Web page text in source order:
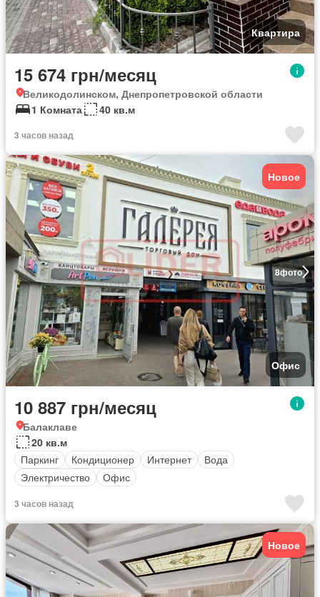
Квартира
15 674 грн/месяц
Великодолинском, Днепропетровской области
1 Комната
40 кв.м
3 часов назад
8фото
Новое
Офис
10 887 грн/месяц
Балаклаве
20 кв.м
Паркинг
Кондиционер Интернет
Вода
Электричество
Офис
3 часов назад
Новое